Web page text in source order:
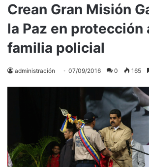
Crean Gran Misión
la Paz en protección
familia policial
administración 07/09/2016 0 165